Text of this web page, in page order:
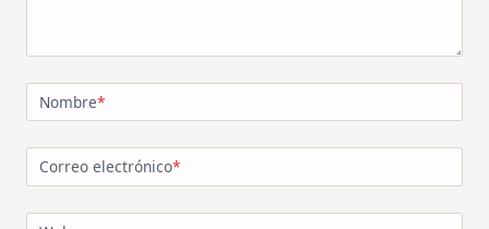
Nombre*
Correo electrónico*